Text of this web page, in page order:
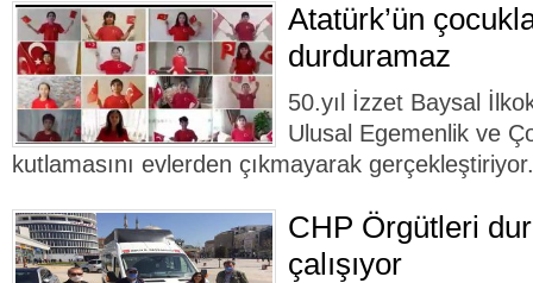
Atatürk’ün
durduramaz
50.yıl İzzet Baysal
Ulusal Egemenlik ve
kutlamasını evlerden çıkmayarak gerçekleştiriyor.
CHP Örgütleri
çalışıyor